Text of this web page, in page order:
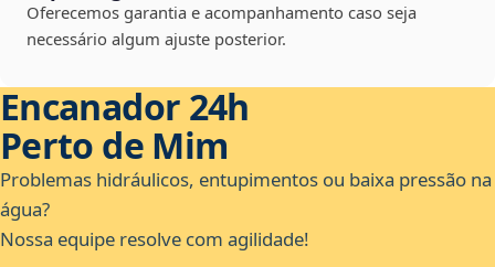
Oferecemos garantia e acompanhamento caso seja
necessário algum ajuste posterior.
Encanador 24h
Perto de Mim
Problemas hidráulicos, entupimentos ou baixa pressão na
água?
Nossa equipe resolve com agilidade!